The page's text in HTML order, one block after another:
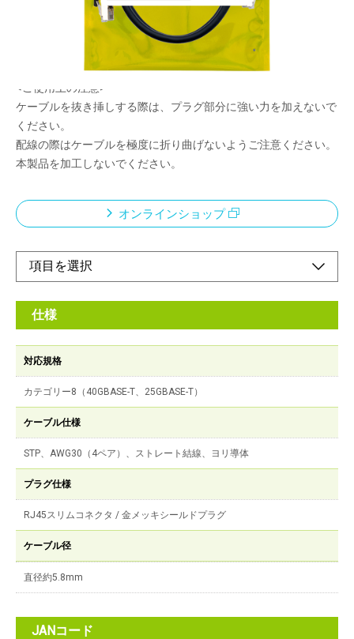
カテゴリー６の8倍である2000MHｚの伝送帯域に対応
柔らかく絡みづらい「しなやかケーブル」採用
安心の１年保証
<ご使用上の注意>
ケーブルを抜き挿しする際は、プラグ部分に強い力を加えないで
ください。
配線の際はケーブルを極度に折り曲げないようご注意ください。
本製品を加工しないでください。
オンラインショップ
仕様
対応規格
カテゴリー8（40GBASE-T、25GBASE-T）
ケーブル仕様
STP、AWG30（4ペア）、ストレート結線、ヨリ導体
プラグ仕様
RJ45スリムコネクタ / 金メッキシールドプラグ
ケーブル径
直径約5.8mm
JANコード